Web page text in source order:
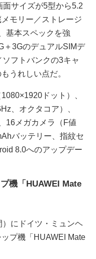
サイズが5型から5.2
モリー／ストレージ
基本スペックを強
＋3GのデュアルSIMデ
フトバンクの3キャ
うれしい点だ。
ドット）、
、オクタコア）、
16メガカメラ（F値
バッテリー、指紋セ
8.0へのアップデー
機「HUAWEI Mate
にドイツ・ミュンヘ
プ機「HUAWEI Mate